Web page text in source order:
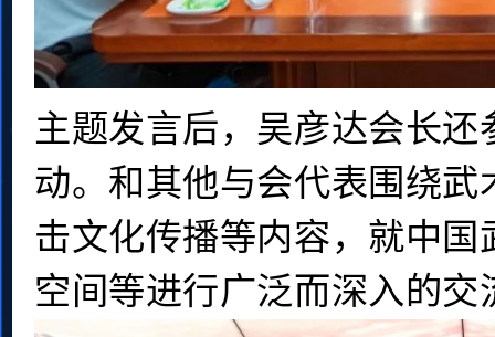
主题发言后，吴彦达会长
动。和其他与会代表围绕
击文化传播等内容，就中
空间等进行广泛而深入的交